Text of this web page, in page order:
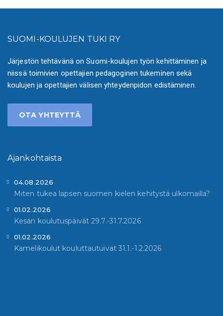
SUOMI-KOULUJEN TUKI RY
Järjestön tehtävänä on Suomi-koulujen työn kehittäminen ja
niissä toimivien opettajien pedagoginen tukeminen sekä
koulujen ja opettajien välisen yhteydenpidon edistäminen.
OTA YHTEYTTÄ
Ajankohtaista
04.08.2026
Miten tukea lapsen suomen kielen kehitystä ulkomailla?
01.02.2026
Kesän koulutuspäivät 29.7.-31.7.2026
01.02.2026
Kamelikoulut kouluttautuivat 31.1.-1.2.2026